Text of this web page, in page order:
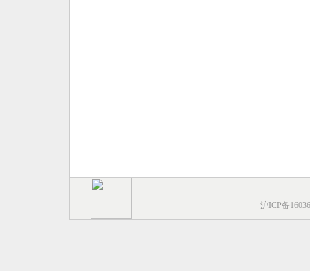
沪ICP备